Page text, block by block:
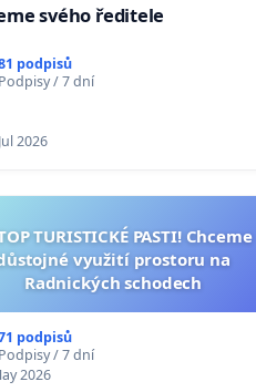
svého ředitele
podpisů
/ 7 dní
2026
TURISTICKÉ PASTI! Chceme
využití prostoru na
Radnických schodech
podpisů
/ 7 dní
2026